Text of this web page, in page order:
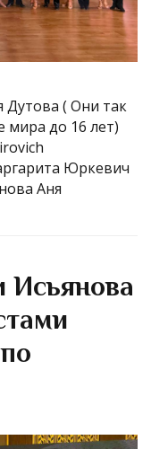
Дутова ( Они так
мира до 16 лет)
Юркевич
Аня
Исьянова